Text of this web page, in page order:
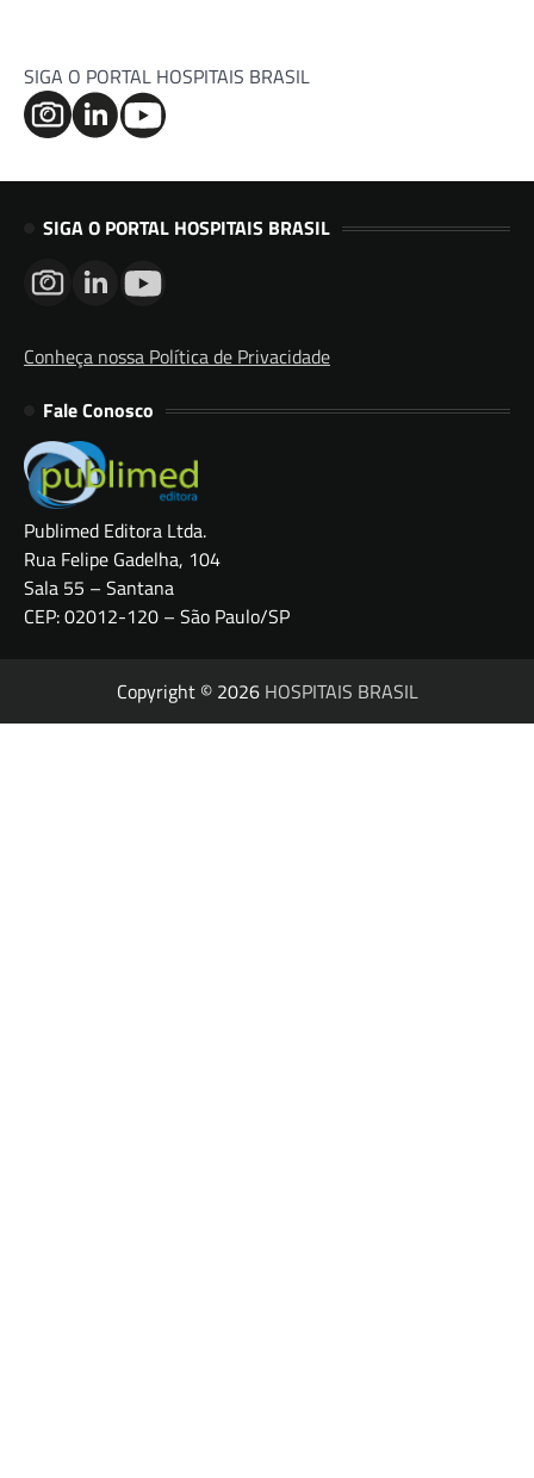
SIGA O PORTAL HOSPITAIS BRASIL
SIGA O PORTAL HOSPITAIS BRASIL
Conheça nossa Política de Privacidade
Fale Conosco
Publimed Editora Ltda.
Rua Felipe Gadelha, 104
Sala 55 – Santana
CEP: 02012-120 – São Paulo/SP
Copyright © 2026 HOSPITAIS BRASIL